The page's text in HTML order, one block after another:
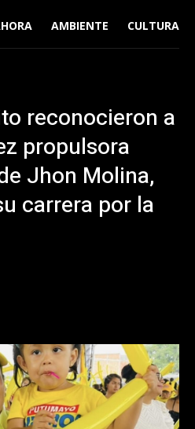
AMBIENTE CULTURA
reconocieron a
propulsora
Jhon Molina,
carrera por la